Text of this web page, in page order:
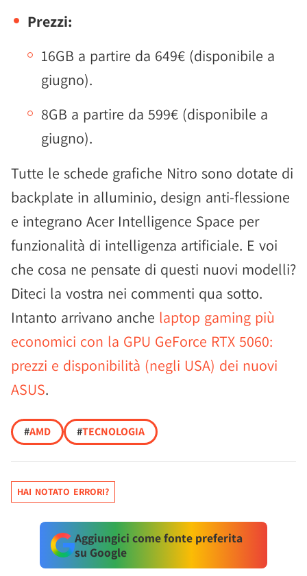
Prezzi:
16GB a partire da 649€ (disponibile a
giugno).
8GB a partire da 599€ (disponibile a
giugno).
Tutte le schede grafiche Nitro sono dotate di
backplate in alluminio, design anti-flessione
e integrano Acer Intelligence Space per
funzionalità di intelligenza artificiale. E voi
che cosa ne pensate di questi nuovi modelli?
Diteci la vostra nei commenti qua sotto.
Intanto arrivano anche laptop gaming più
economici con la GPU GeForce RTX 5060:
prezzi e disponibilità (negli USA) dei nuovi
ASUS.
#AMD #TECNOLOGIA
HAI NOTATO ERRORI?
Aggiungici come fonte preferita
su Google